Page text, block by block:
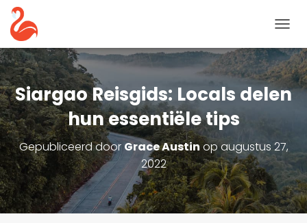
A
V
I
G
A
T
G
G
L
E
Siargao Reisgids: Locals delen
hun essentiële tips
Gepubliceerd door Grace Austinopaugustus 27,
2022